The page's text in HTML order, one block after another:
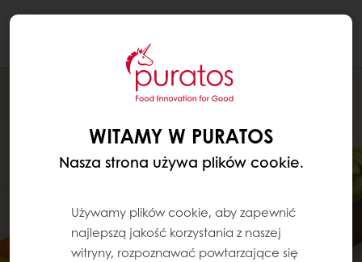
WITAMY W PURATOS
Nasza strona używa plików cookie.
Używamy plików cookie, aby zapewnić
najlepszą jakość korzystania z naszej
witryny, rozpoznawać powtarzające się